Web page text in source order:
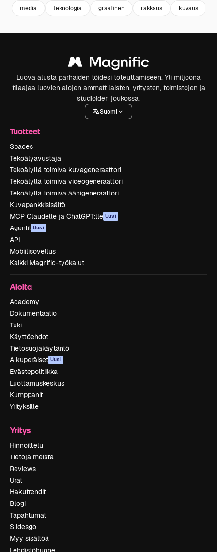
media teknologia graafinen rakkaus kuvaus
Luova alusta parhaiden töidesi toteuttamiseen. Yli miljoona
tilaajaa luovien alojen ammattilaisten, yritysten, toimistojen ja
studioiden joukossa.
Suomi
Tuotteet
Spaces
Tekoälyavustaja
Tekoälyllä toimiva kuvageneraattori
Tekoälyllä toimiva videogeneraattori
Tekoälyllä toimiva äänigeneraattori
Kuvapankkisisältö
MCP Claudelle ja ChatGPT:lle Uusi
Agentit Uusi
API
Mobiilisovellus
Kaikki Magnific-työkalut
Aloita
Academy
Dokumentaatio
Tuki
Käyttöehdot
Tietosuojakäytäntö
Alkuperäiset Uusi
Evästepolitiikka
Luottamuskeskus
Kumppanit
Yrityksille
Yritys
Hinnoittelu
Tietoja meistä
Reviews
Urat
Hakutrendit
Blogi
Tapahtumat
Slidesgo
Myy sisältöä
Lehdistöhuone